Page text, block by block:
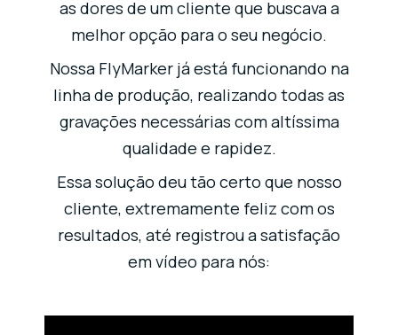
as dores de um cliente que buscava a
melhor opção para o seu negócio.
Nossa FlyMarker já está funcionando na
linha de produção, realizando todas as
gravações necessárias com altíssima
qualidade e rapidez.
Essa solução deu tão certo que nosso
cliente, extremamente feliz com os
resultados, até registrou a satisfação
em vídeo para nós: